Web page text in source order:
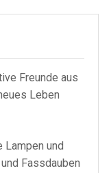
Freunde aus
Leben
und
Fassdauben